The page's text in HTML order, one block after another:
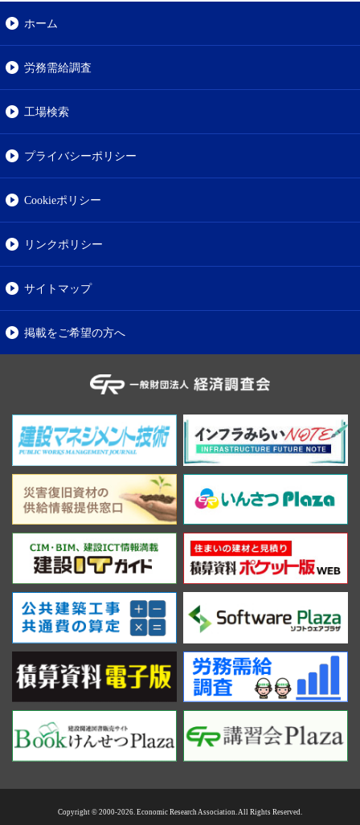
ホーム
労務需給調査
工場検索
プライバシーポリシー
Cookieポリシー
リンクポリシー
サイトマップ
掲載をご希望の方へ
Copyright © 2000-2026. Economic Research Association. All Rights Reserved.